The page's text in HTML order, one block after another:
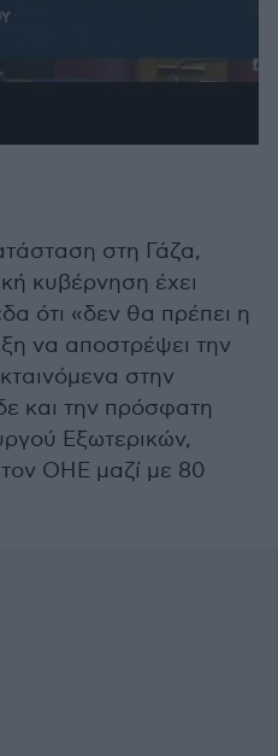
στη Γάζα,
κυβέρνηση έχει
ότι «δεν θα πρέπει η
να αποστρέψει την
στην
και την πρόσφατη
Εξωτερικών,
ΟΗΕ μαζί με 80